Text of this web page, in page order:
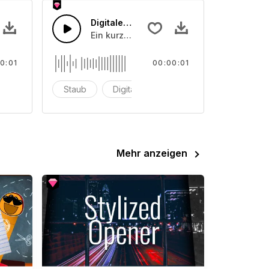
Drums und eingängigen Lead-Melodien
das durch den Raum hallt.
Digitaler Glitch
Ein kurzer digitaler Glitch-Sound, der
Staub Digital
00:00:01
Mehr anzeigen